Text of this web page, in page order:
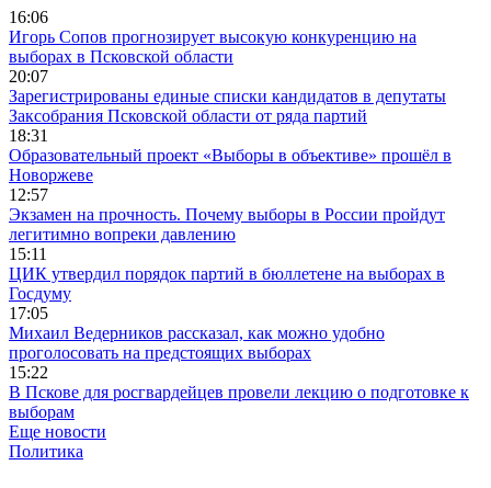
16:06
Игорь Сопов прогнозирует высокую конкуренцию на
выборах в Псковской области
20:07
Зарегистрированы единые списки кандидатов в депутаты
Заксобрания Псковской области от ряда партий
18:31
Образовательный проект «Выборы в объективе» прошёл в
Новоржеве
12:57
Экзамен на прочность. Почему выборы в России пройдут
легитимно вопреки давлению
15:11
ЦИК утвердил порядок партий в бюллетене на выборах в
Госдуму
17:05
Михаил Ведерников рассказал, как можно удобно
проголосовать на предстоящих выборах
15:22
В Пскове для росгвардейцев провели лекцию о подготовке к
выборам
Еще новости
Политика